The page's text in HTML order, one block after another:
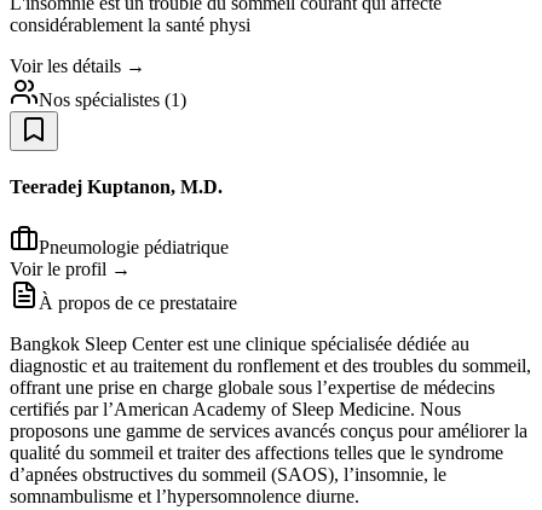
considérablement la santé physi
Voir les détails →
Nos spécialistes (1)
Teeradej Kuptanon, M.D.
Pneumologie pédiatrique
Voir le profil →
À propos de ce prestataire
Bangkok Sleep Center est une clinique spécialisée dédiée au
diagnostic et au traitement du ronflement et des troubles du sommeil,
offrant une prise en charge globale sous l’expertise de médecins
certifiés par l’American Academy of Sleep Medicine. Nous
proposons une gamme de services avancés conçus pour améliorer la
qualité du sommeil et traiter des affections telles que le syndrome
d’apnées obstructives du sommeil (SAOS), l’insomnie, le
somnambulisme et l’hypersomnolence diurne.